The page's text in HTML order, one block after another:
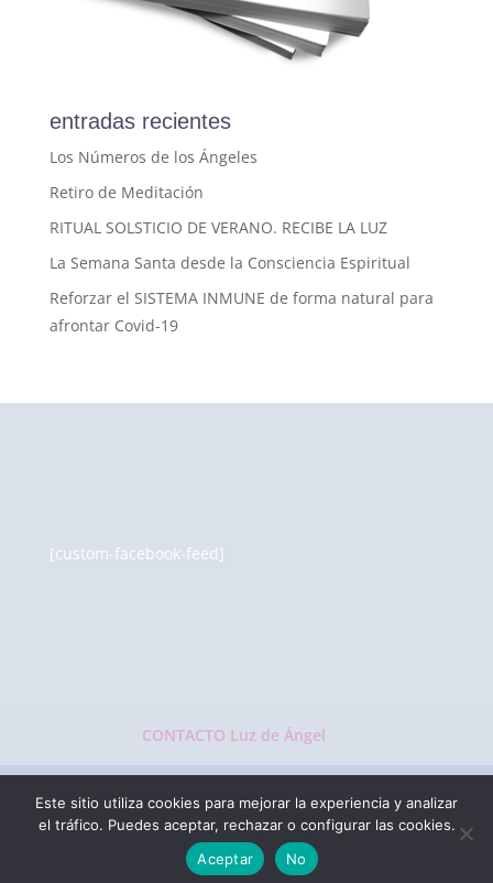
entradas recientes
Los Números de los Ángeles
Retiro de Meditación
RITUAL SOLSTICIO DE VERANO. RECIBE LA LUZ
La Semana Santa desde la Consciencia Espiritual
Reforzar el SISTEMA INMUNE de forma natural para
afrontar Covid-19
[custom-facebook-feed]
CONTACTO Luz de Ángel
LUZ DE ÁNGEL | Todos los derechos reservados |
Design by Luz de Ángel Productions ©
Este sitio utiliza cookies para mejorar la experiencia y analizar
el tráfico. Puedes aceptar, rechazar o configurar las cookies.
Aceptar
No